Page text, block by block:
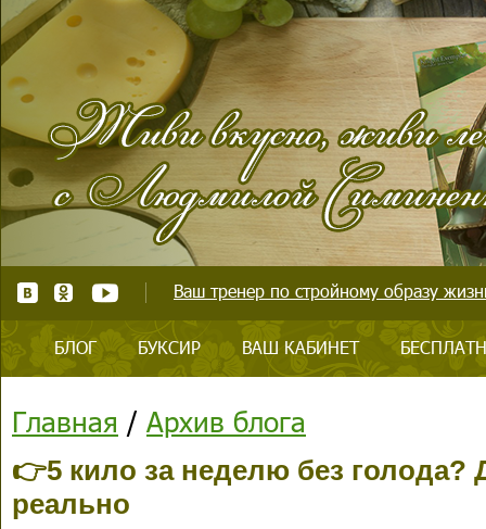
Ваш тренер по стройному образу
БЛОГ БУКСИР ВАШ КАБИНЕТ
Главная / Архив блога
👉5 кило за неделю без голода?
реально